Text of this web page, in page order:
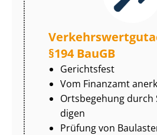
§194 BauGB
Gerichtsfest
Vom Finanzamt
Ortsbegehung
di­gen
Prüfung von